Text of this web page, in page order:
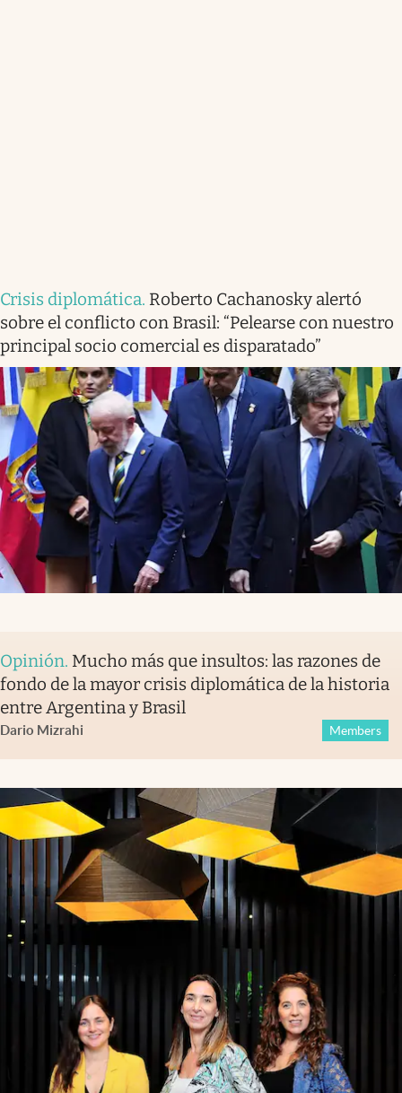
Crisis diplomática. Roberto Cachanosky alertó
sobre el conflicto con Brasil: “Pelearse con nuestro
principal socio comercial es disparatado”
Opinión. Mucho más que insultos: las razones de
fondo de la mayor crisis diplomática de la historia
entre Argentina y Brasil
Dario Mizrahi Members